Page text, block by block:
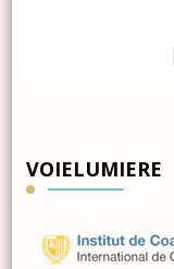
VOIELUMIERE